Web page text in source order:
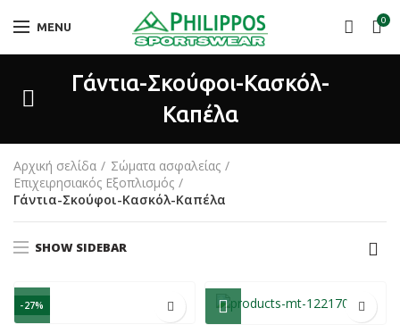
MENU 0
Γάντια-Σκούφοι-Κασκόλ-
Καπέλα
Αρχική σελίδα
Σώματα ασφαλείας
Επιχειρησιακός Εξοπλισμός
Γάντια-Σκούφοι-Κασκόλ-Καπέλα
SHOW SIDEBAR
-27%